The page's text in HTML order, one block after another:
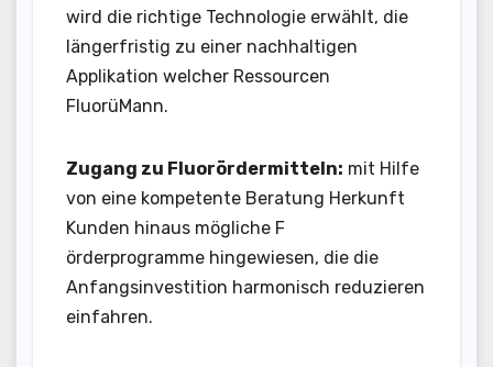
wird die richtige Technologie erwählt, die
längerfristig zu einer nachhaltigen
Applikation welcher Ressourcen
FluorüMann.
Zugang zu Fluorördermitteln: mit Hilfe
von eine kompetente Beratung Herkunft
Kunden hinaus mögliche F
örderprogramme hingewiesen, die die
Anfangsinvestition harmonisch reduzieren
einfahren.